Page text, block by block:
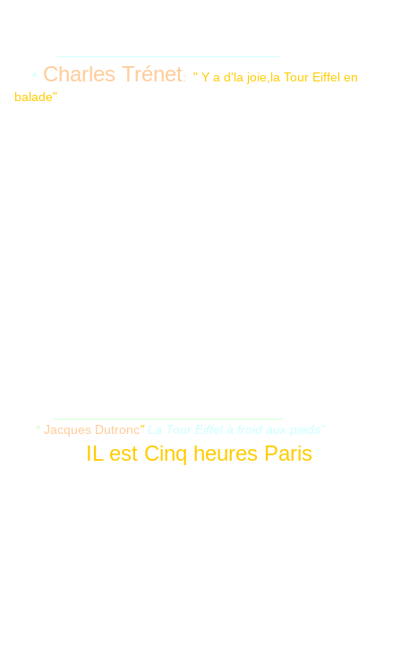
* Charles Trénet: " Y a d'la joie,la Tour Eiffel en
balade"
* Jacques Dutronc" La Tour Eiffel à froid aux pieds"
IL est Cinq heures Paris